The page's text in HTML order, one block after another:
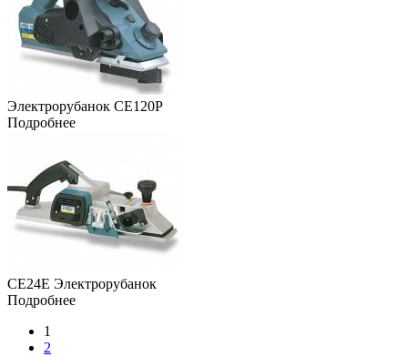
Электрорубанок CE120P
Подробнее
CE24E Электрорубанок
Подробнее
1
2